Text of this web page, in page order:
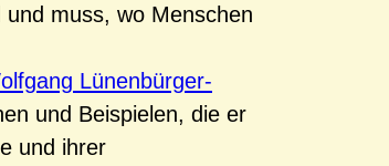
muss, wo Menschen
Lünenbürger-
und Beispielen, die er
und ihrer